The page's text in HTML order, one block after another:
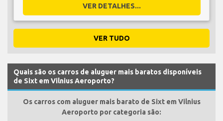
VER DETALHES...
VER TUDO
Quais são os carros de aluguer mais baratos disponíveis
de Sixt em Vilnius Aeroporto?
Os carros com aluguer mais barato de Sixt em Vilnius
Aeroporto por categoria são: